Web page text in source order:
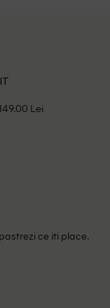
Lei
ce iti place.